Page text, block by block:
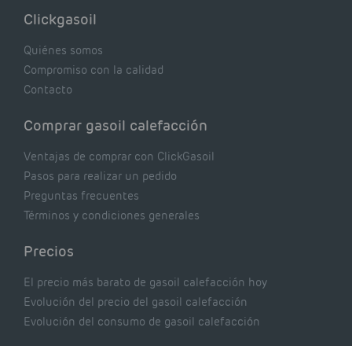
de tu caldera. Pocas se contrastan con lo que
Clickgasoil
Quiénes somos
Compromiso con la calidad
Contacto
Comprar gasoil calefacción
Ventajas de comprar con ClickGasoil
Pasos para realizar un pedido
Preguntas frecuentes
Términos y condiciones generales
Precios
El precio más barato de gasoil calefacción hoy
Evolución del precio del gasoil calefacción
Evolución del consumo de gasoil calefacción